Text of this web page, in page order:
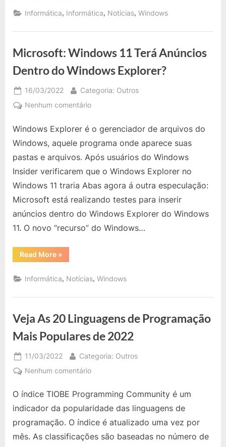
Windows
é
de
snap””
Informática, Informática, Notícias,Windows
Microsoft: Windows 11 Terá Anúncios
Dentro do Windows Explorer?
Posted
on
16/03/2022 By
Categoria: Outros
Nenhum comentárioem
Windows
Anúncios
Dentro
do
Windows
Explorer?
Windows Explorer é o gerenciador de arquivos do
Windows, aquele programa onde aparece suas
pastas e arquivos. Após usuários do Windows
Insider verificarem que o Windows Explorer no
Windows 11 traria Abas agora á outra especulação:
Microsoft está realizando testes para inserir
anúncios dentro do Windows Explorer do Windows
11. O novo “recurso” do Windows…
Read More“Microsoft:
Windows
Terá
Anúncios
do
»
Informática, Notícias,Windows
Veja As 20 Linguagens de Programação
Mais Populares de 2022
Posted
on
11/03/2022 By
Categoria: Outros
Nenhum comentárioem
As
20
de
Programação
O índice TIOBE Programming Community é um
indicador da popularidade das linguagens de
programação. O índice é atualizado uma vez por
mês. As classificações são baseadas no número de